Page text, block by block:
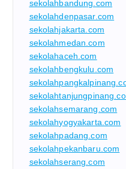
sekolahbandung.com
sekolahdenpasar.com
sekolahjakarta.com
sekolahmedan.com
sekolahaceh.com
sekolahbengkulu.com
sekolahsemarang.com
sekolahyogyakarta.com
sekolahpadang.com
sekolahpekanbaru.com
sekolahserang.com